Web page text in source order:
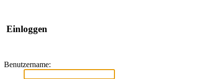
Einloggen
Benutzername: